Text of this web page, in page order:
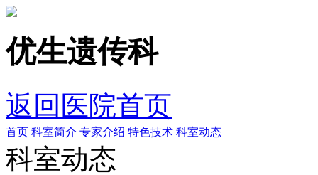
优生遗传科
返回医院首页
首页 科室简介 专家介绍 特色技术 科室动态
科室动态